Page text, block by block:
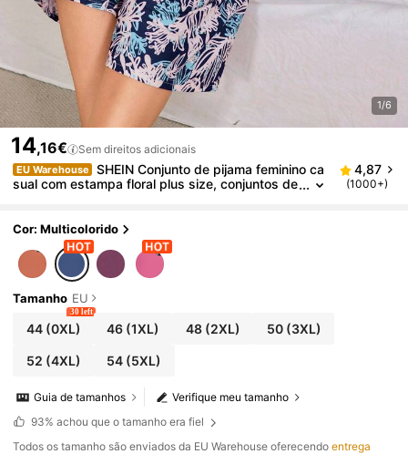
1/6
14,16€ Sem direitos adicionais
EU Warehouse
SHEIN Conjunto de pijama feminino ca
sual com estampa floral plus size, conjuntos de
mas de verão, conjuntos de lounge para mulheres,
conjuntos curtos, roupas
4,87
(1000+)
Cor: Multicolorido
Tamanho EU
44(0XL)
30 left
46 (1XL) 48(2XL) 50(3XL)
52 (4XL) 54 (5XL)
Verifique meu tamanho
Guia de tamanhos
93% achou que o tamanho era fiel
Todos os tamanho são enviados da EU Warehouse oferecendoentrega